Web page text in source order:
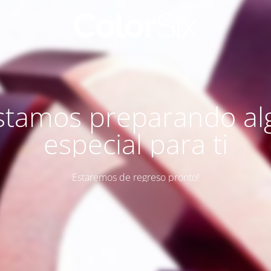
preparando
especial para ti
Estaremos de regreso pronto!